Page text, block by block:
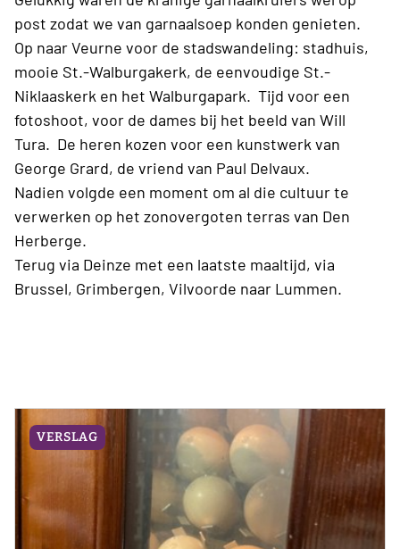
post zodat we van garnaalsoep konden genieten.
Op naar Veurne voor de stadswandeling: stadhuis,
mooie St.-Walburgakerk, de eenvoudige St.-
Niklaaskerk en het Walburgapark. Tijd voor een
fotoshoot, voor de dames bij het beeld van Will
Tura. De heren kozen voor een kunstwerk van
George Grard, de vriend van Paul Delvaux.
Nadien volgde een moment om al die cultuur te
verwerken op het zonovergoten terras van Den
Herberge.
Terug via Deinze met een laatste maaltijd, via
Brussel, Grimbergen, Vilvoorde naar Lummen.
VERSLAG